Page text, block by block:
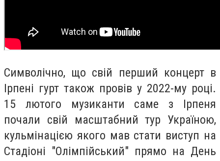
Символічно, що свій перший концерт в
Ірпені гурт також провів у 2022-му році.
15 лютого музиканти саме з Ірпеня
почали свій масштабний тур Україною,
кульмінацією якого мав стати виступ на
Стадіоні "Олімпійський" прямо на День